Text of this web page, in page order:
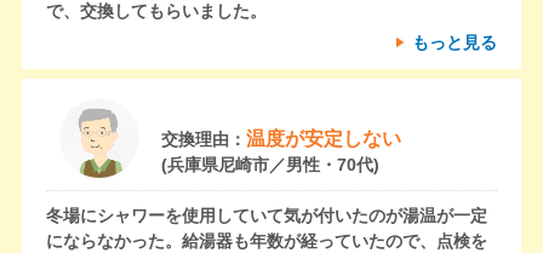
で、交換してもらいました。
もっと見る
交換理由： 温度が安定しない
(兵庫県尼崎市／男性・70代)
冬場にシャワーを使用していて気が付いたのが湯温が一定
にならなかった。給湯器も年数が経っていたので、点検を